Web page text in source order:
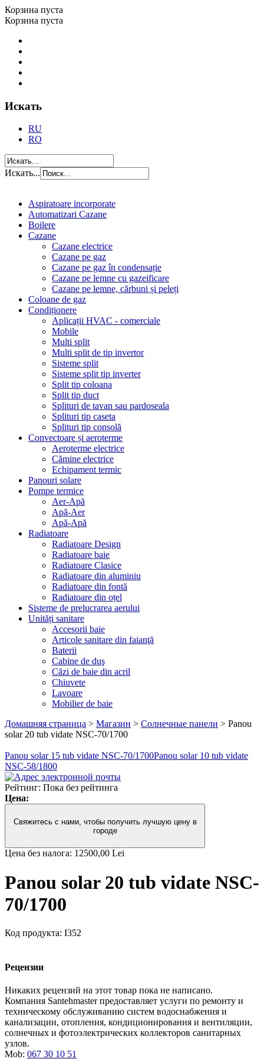
Корзина пуста
Корзина пуста
Искать
RU
RO
Искать...
Aspiratoare incorporate
Automatizari Cazane
Boilere
Cazane
Cazane electrice
Cazane pe gaz
Cazane pe gaz în condensație
Cazane pe lemne cu gazeificare
Cazane pe lemne, cărbuni și peleți
Coloane de gaz
Condiționere
Aplicații HVAC - comerciale
Mobile
Multi split
Multi split de tip invertor
Sisteme split
Sisteme split tip inverter
Split tip coloana
Split tip duct
Splituri de tavan sau pardoseala
Splituri tip caseta
Splituri tip consolă
Convectoare și aeroterme
Aeroterme electrice
Cămine electrice
Echipament termic
Panouri solare
Pompe termice
Aer-Apă
Apă-Aer
Apă-Apă
Radiatoare
Radiatoare Design
Radiatoare baie
Radiatoare Clasice
Radiatoare din aluminiu
Radiatoare din fontă
Radiatoare din oțel
Sisteme de prelucrarea aerului
Unități sanitare
Accesorii baie
Articole sanitare din faianţă
Baterii
Cabine de duş
Căzi de baie din acril
Chiuvete
Lavoare
Mobilier de baie
Домашняя страница > Магазин > Солнечные панели > Panou
solar 20 tub vidate NSC-70/1700
Panou solar 15 tub vidate NSC-70/1700Panou solar 10 tub vidate
NSC-58/1800
Рейтинг: Пока без рейтинга
Цена:
Свяжитесь с нами, чтобы получить лучшую цену в
городе
Цена без налога: 12500,00 Lei
Panou solar 20 tub vidate NSC-
70/1700
Код продукта: I352
Рецензии
Никаких рецензий на этот товар пока не написано.
Компания Santehmaster предоставляет услуги по ремонту и
техническому обслуживанию систем водоснабжения и
канализации, отопления, кондиционирования и вентиляции,
солнечных и фотоэлектрических коллекторов санитарных
узлов.
Mob: 067 30 10 51